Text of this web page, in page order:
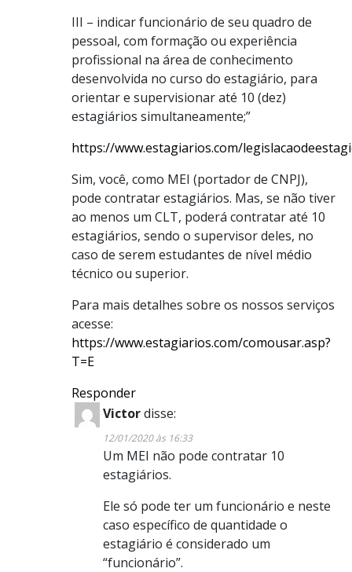
III – indicar funcionário de seu quadro de
pessoal, com formação ou experiência
profissional na área de conhecimento
desenvolvida no curso do estagiário, para
orientar e supervisionar até 10 (dez)
estagiários simultaneamente;”
https://www.estagiarios.com/
Sim, você, como MEI (portador de CNPJ),
pode contratar estagiários. Mas, se não tiver
ao menos um CLT, poderá contratar até 10
estagiários, sendo o supervisor deles, no
caso de serem estudantes de nível médio
técnico ou superior.
Para mais detalhes sobre os nossos serviços
acesse:
https://www.estagiarios.com/comousar.asp?
T=E
Responder
Victordisse:
12/01/2020 às 16:33
Um MEI não pode contratar 10
estagiários.
Ele só pode ter um funcionário e neste
caso específico de quantidade o
estagiário é considerado um
“funcionário”.